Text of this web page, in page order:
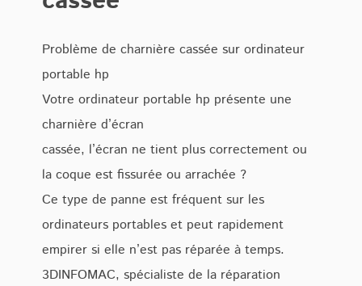
Problème de charnière cassée sur ordinateur
portable hp
Votre ordinateur portable hp présente une
charnière d’écran
cassée, l’écran ne tient plus correctement ou
la coque est fissurée ou arrachée ?
Ce type de panne est fréquent sur les
ordinateurs portables et peut rapidement
empirer si elle n’est pas réparée à temps.
3DINFOMAC, spécialiste de la réparation